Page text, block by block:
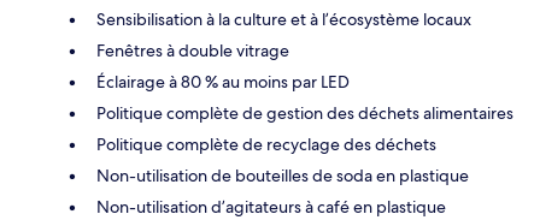
Sensibilisation à la culture et à l’écosystème locaux
Fenêtres à double vitrage
Éclairage à 80 % au moins par LED
Politique complète de gestion des déchets alimentaires
Politique complète de recyclage des déchets
Non-utilisation de bouteilles de soda en plastique
Non-utilisation d’agitateurs à café en plastique